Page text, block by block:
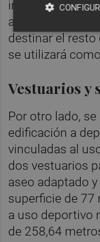
intervención
a 335,65 m².
destinar el
se utilizará
Vestuarios y
Por otro lado,
edificación a
vinculadas al
dos vestuarios
aseo adaptado
superficie de 77
a uso deportivo
de 258,64